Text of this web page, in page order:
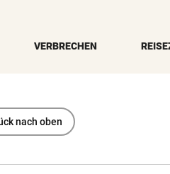
VERBRECHEN
nach oben